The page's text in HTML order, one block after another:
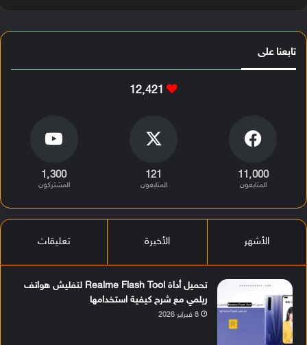
تابعنا على
12٬421
11٬000
المتابعون
121
المتابعون
1٬300
المشتركون
الأشهر الأخيرة تعليقات
تحميل أداة Realme Flash Tool لتفليش هواتف
ريلمي مع شرح كيفية استخدامها
8 فبراير 2026